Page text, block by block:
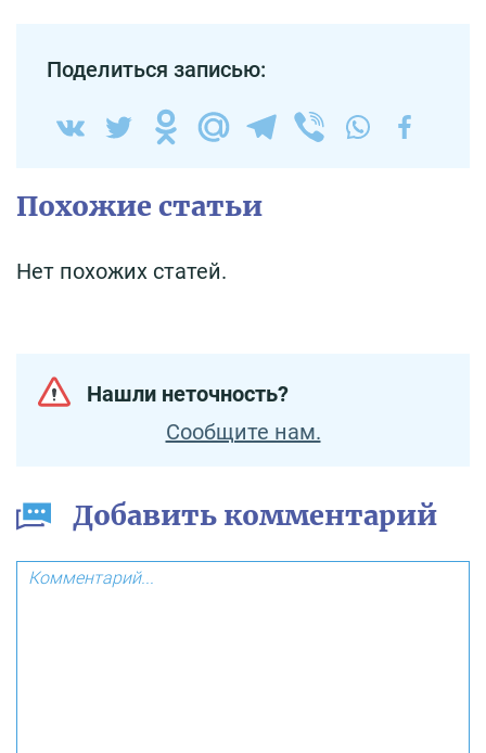
Поделиться записью:
Похожие статьи
Нет похожих статей.
Нашли неточность?
Сообщите нам.
Добавить комментарий